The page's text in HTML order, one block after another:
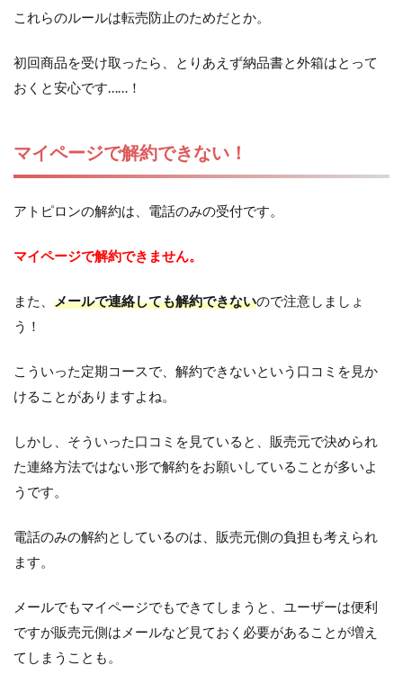
これらのルールは転売防止のためだとか。
初回商品を受け取ったら、とりあえず納品書と外箱はとって
おくと安心です……！
マイページで解約できない！
アトピロンの解約は、電話のみの受付です。
マイページで解約できません。
また、 メールで連絡しても解約できないので注意しましょ
う！
こういった定期コースで、解約できないという口コミを見か
けることがありますよね。
しかし、そういった口コミを見ていると、販売元で決められ
た連絡方法ではない形で解約をお願いしていることが多いよ
うです。
電話のみの解約としているのは、販売元側の負担も考えられ
ます。
メールでもマイページでもできてしまうと、ユーザーは便利
ですが販売元側はメールなど見ておく必要があることが増え
てしまうことも。